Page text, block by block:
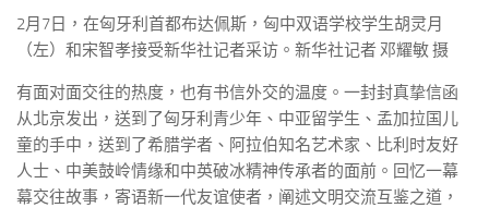
2月7日，在匈牙利首都布达佩斯，匈中双语学校学生胡灵月
（左）和宋智孝接受新华社记者采访。新华社记者 邓耀敏 摄
有面对面交往的热度，也有书信外交的温度。一封封真挚信函
从北京发出，送到了匈牙利青少年、中亚留学生、孟加拉国儿
童的手中，送到了希腊学者、阿拉伯知名艺术家、比利时友好
人士、中美鼓岭情缘和中英破冰精神传承者的面前。回忆一幕
幕交往故事，寄语新一代友谊使者，阐述文明交流互鉴之道，